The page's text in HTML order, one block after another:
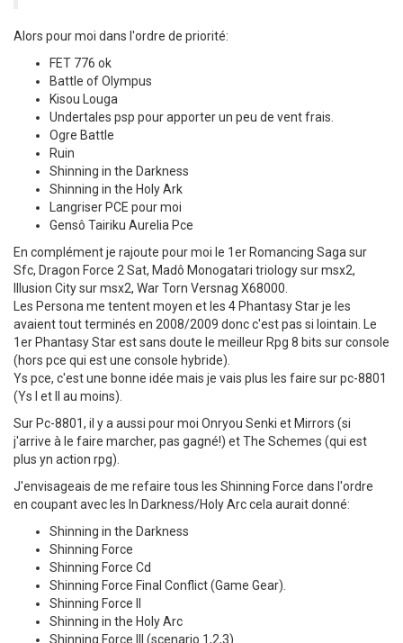
Alors pour moi dans l'ordre de priorité:
FET 776 ok
Battle of Olympus
Kisou Louga
Undertales psp pour apporter un peu de vent frais.
Ogre Battle
Ruin
Shinning in the Darkness
Shinning in the Holy Ark
Langriser PCE pour moi
Gensô Tairiku Aurelia Pce
En complément je rajoute pour moi le 1er Romancing Saga sur
Sfc, Dragon Force 2 Sat, Madô Monogatari triology sur msx2,
Illusion City sur msx2, War Torn Versnag X68000.
Les Persona me tentent moyen et les 4 Phantasy Star je les
avaient tout terminés en 2008/2009 donc c'est pas si lointain. Le
1er Phantasy Star est sans doute le meilleur Rpg 8 bits sur console
(hors pce qui est une console hybride).
Ys pce, c'est une bonne idée mais je vais plus les faire sur pc-8801
(Ys I et II au moins).
Sur Pc-8801, il y a aussi pour moi Onryou Senki et Mirrors (si
j'arrive à le faire marcher, pas gagné!) et The Schemes (qui est
plus yn action rpg).
J'envisageais de me refaire tous les Shinning Force dans l'ordre
en coupant avec les In Darkness/Holy Arc cela aurait donné:
Shinning in the Darkness
Shinning Force
Shinning Force Cd
Shinning Force Final Conflict (Game Gear).
Shinning Force II
Shinning in the Holy Arc
Shinning Force III (scenario 1,2,3)